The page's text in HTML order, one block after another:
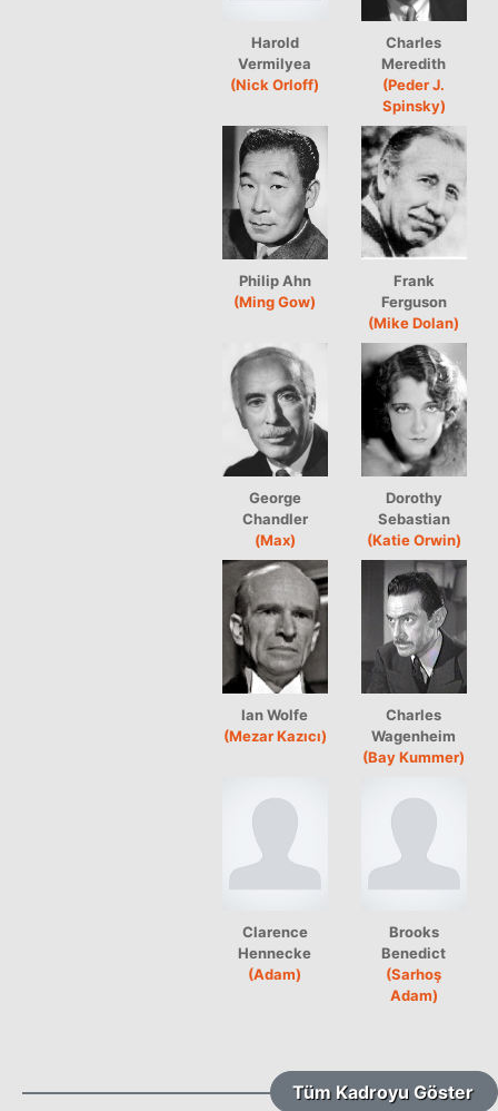
Harold
Vermilyea
(Nick Orloff)
Charles
Meredith
(Peder J.
Spinsky)
Philip Ahn
(Ming Gow)
Frank
Ferguson
(Mike Dolan)
George
Chandler
(Max)
Dorothy
Sebastian
(Katie Orwin)
Ian Wolfe
(Mezar Kazıcı)
Charles
Wagenheim
(Bay Kummer)
Clarence
Hennecke
(Adam)
Brooks
Benedict
(Sarhoş
Adam)
Tüm Kadroyu Göster